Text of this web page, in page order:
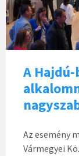
A
Az esemény
Vármegyei